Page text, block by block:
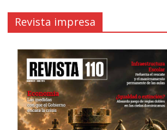
Revista impresa